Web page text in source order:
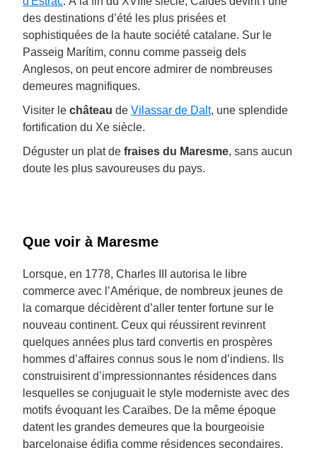
des destinations d’été les plus prisées et
sophistiquées de la haute société catalane. Sur le
Passeig Marítim, connu comme passeig dels
Anglesos, on peut encore admirer de nombreuses
demeures magnifiques.
Visiter le château de Vilassar de Dalt, une splendide
fortification du Xe siècle.
Déguster un plat de fraises du Maresme, sans aucun
doute les plus savoureuses du pays.
Que voir à Maresme
Lorsque, en 1778, Charles III autorisa le libre
commerce avec l’Amérique, de nombreux jeunes de
la comarque décidèrent d’aller tenter fortune sur le
nouveau continent. Ceux qui réussirent revinrent
quelques années plus tard convertis en prospères
hommes d’affaires connus sous le nom d’indiens. Ils
construisirent d’impressionnantes résidences dans
lesquelles se conjuguait le style moderniste avec des
motifs évoquant les Caraïbes. De la même époque
datent les grandes demeures que la bourgeoisie
barcelonaise édifia comme résidences secondaires.